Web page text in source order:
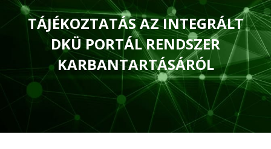
TÁJÉKOZTATÁS AZ INTEGRÁLT
DKÜ PORTÁL RENDSZER
KARBANTARTÁSÁRÓL
You are here: